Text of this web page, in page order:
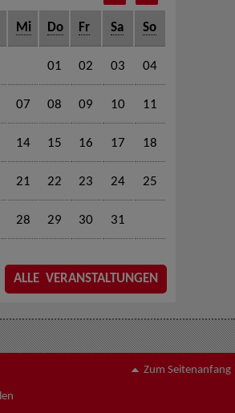
Mi Do Fr Sa So
01 02 03 04
07 08 09 10 11
14 15 16 17 18
21 22 23 24 25
28 29 30 31
ALLE VERANSTALTUNGEN
Zum Seitenanfang